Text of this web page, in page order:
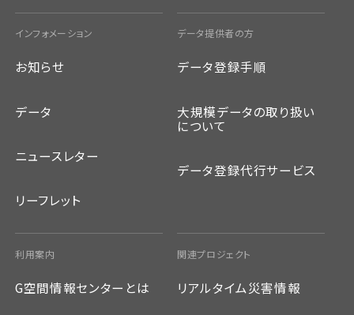
インフォメーション
お知らせ
データ
ニュースレター
リーフレット
利用案内
G空間情報センターとは
データ提供者の方
データ登録手順
大規模データの取り扱い
について
データ登録代行サービス
関連プロジェクト
リアルタイム災害情報